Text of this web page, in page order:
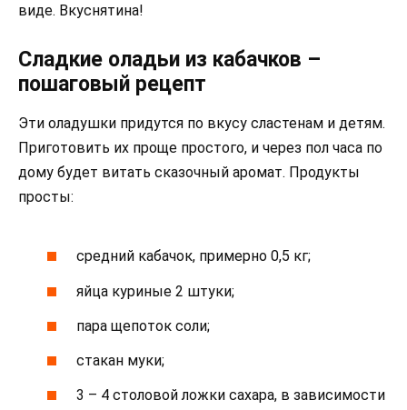
виде. Вкуснятина!
Сладкие оладьи из кабачков –
пошаговый рецепт
Эти оладушки придутся по вкусу сластенам и детям.
Приготовить их проще простого, и через пол часа по
дому будет витать сказочный аромат. Продукты
просты:
средний кабачок, примерно 0,5 кг;
яйца куриные 2 штуки;
пара щепоток соли;
стакан муки;
3 – 4 столовой ложки сахара, в зависимости